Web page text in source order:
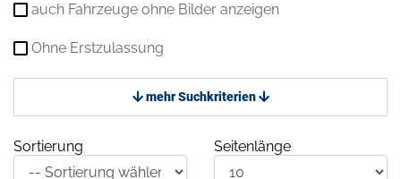
auch Fahrzeuge ohne Bilder anzeigen
Ohne Erstzulassung
mehr Suchkriterien
Sortierung Seitenlänge